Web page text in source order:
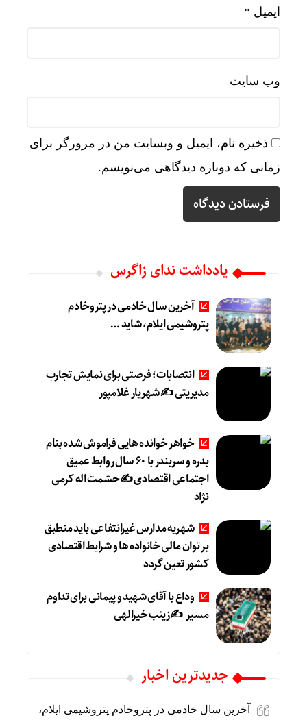
ایمیل *
وب‌ سایت
ذخیره نام، ایمیل و وبسایت من در مرورگر برای
زمانی که دوباره دیدگاهی می‌نویسم.
یادداشت ندای زاگرس
آخرین سال خادمی در پتروخادم
پتروشیمی ایلام، شاید …
انتصابات؛ فرصتی برای نمایش تجارب
مدیریتی ✍ شهریار غلامپور
خواهر خوانده هایی فراموش شده بنام
بدره و سربندر با ۶۰ سال روابط عمیق
اجتماعی اقتصادی ✍حشمت اله کرمی
نژاد
شهریه مدارس غیرانتفاعی باید منطبق
بر توان مالی خانواده ها و شرایط اقتصادی
کشور تعین گردد
وداع با آقای شهید و پیمانی برای تداوم
مسیر ✍زینب خیرالهی
جديدترين اخبار
آخرین سال خادمی در پتروخادم پتروشیمی ایلام،